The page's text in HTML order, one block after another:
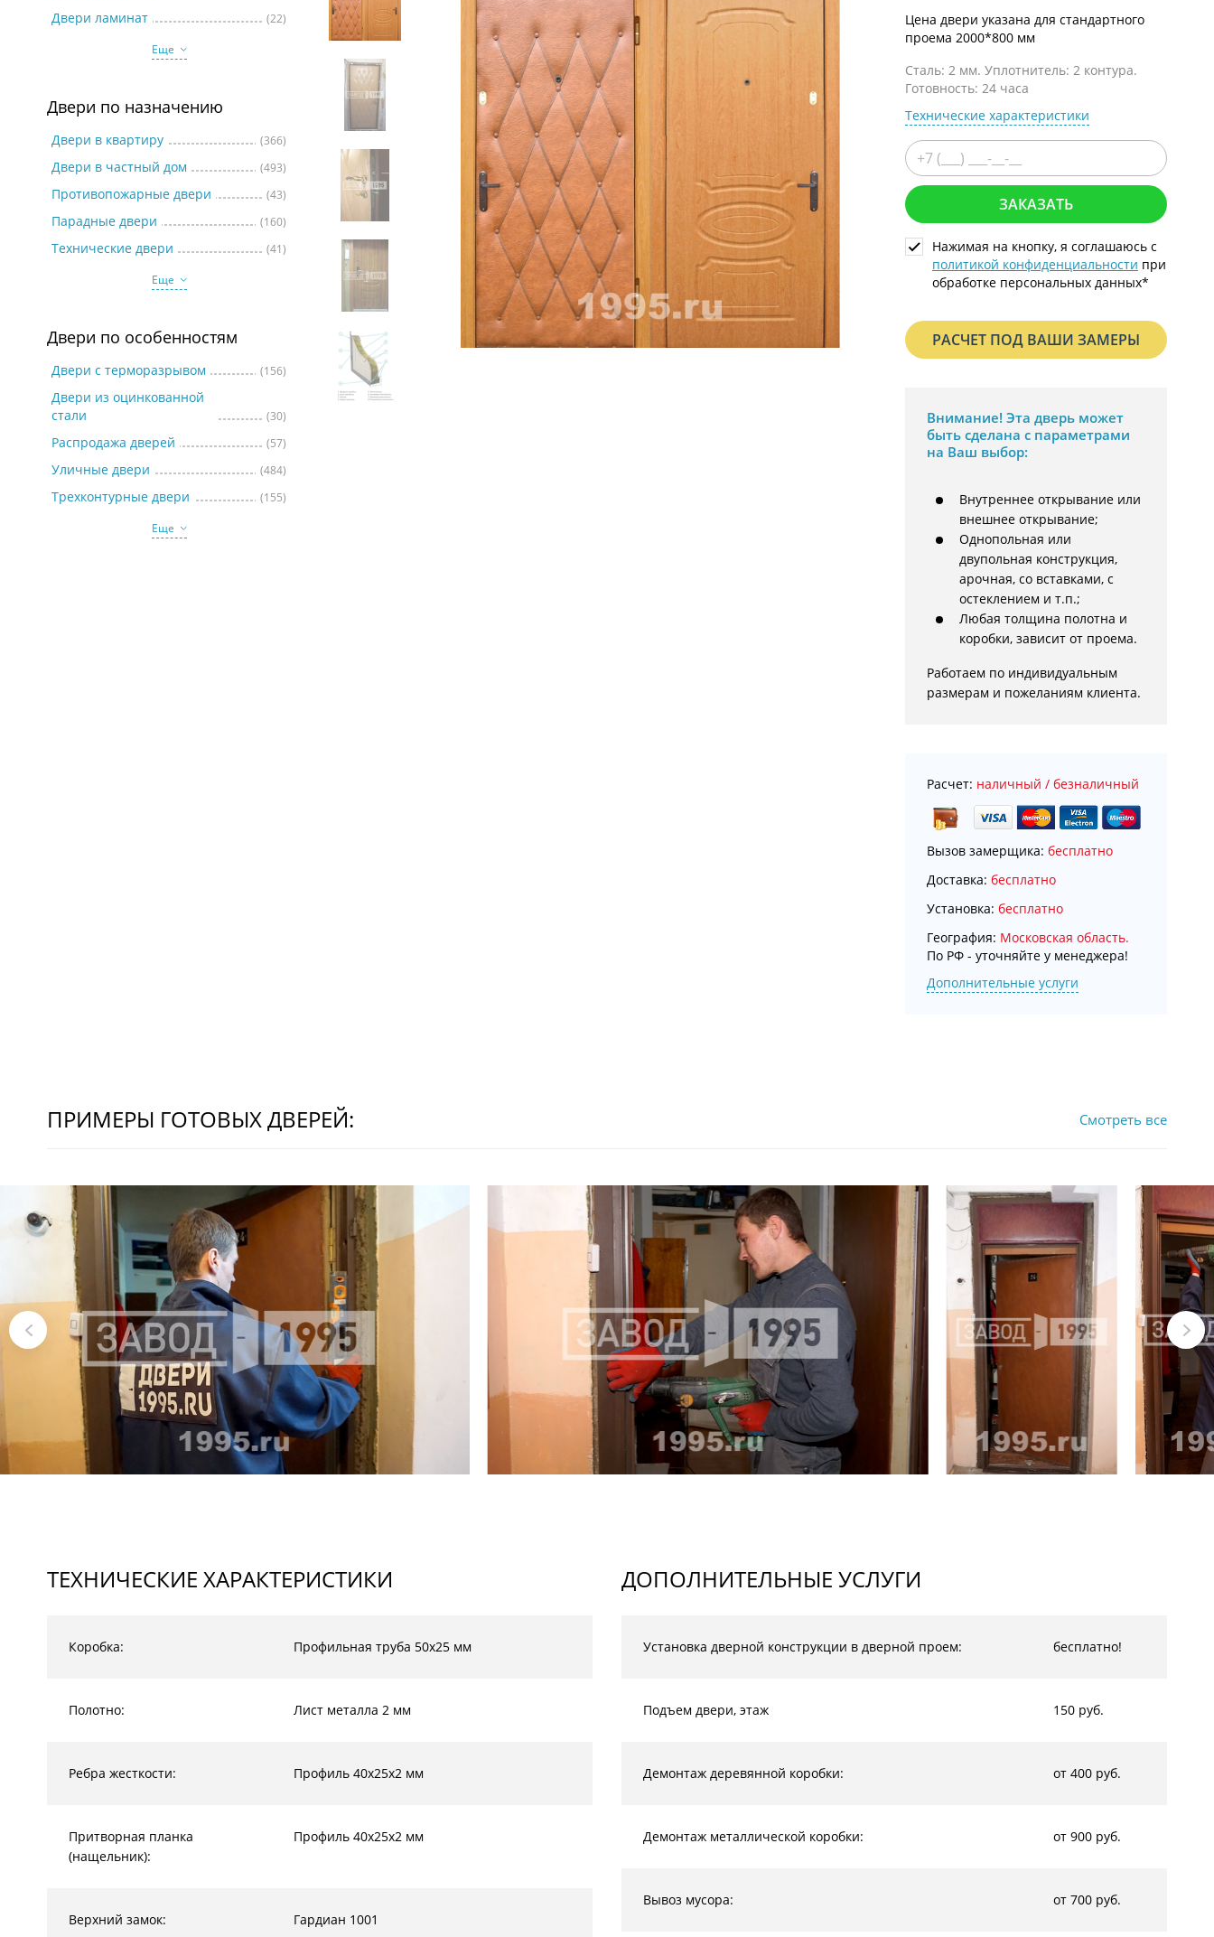
Двери с винилискожей
Коричневые двери
Двери ламинат
(22)
Еще
Двери по назначению
Двери в квартиру (366)
Двери в частный дом (493)
Противопожарные двери (43)
Парадные двери (160)
Технические двери
(41)
Еще
Двери по особенностям
Двери с терморазрывом (156)
Двери из оцинкованной
стали
(30)
Распродажа дверей (57)
Уличные двери (484)
Трехконтурные двери
(155)
Еще
Цена двери указана для стандартного
проема 2000*800 мм
Сталь: 2 мм. Уплотнитель: 2 контура.
Готовность: 24 часа
Технические характеристики
ЗАКАЗАТЬ
Нажимая на кнопку, я соглашаюсь с
политикой конфиденциальности при
обработке персональных данных*
РАСЧЕТ ПОД ВАШИ ЗАМЕРЫ
Внимание! Эта дверь может
быть сделана с параметрами
на Ваш выбор:
Внутреннее открывание или
внешнее открывание;
Однопольная или
двупольная конструкция,
арочная, со вставками, с
остеклением и т.п.;
Любая толщина полотна и
коробки, зависит от проема.
Работаем по индивидуальным
размерам и пожеланиям клиента.
Расчет: наличный / безналичный
Вызов замерщика: бесплатно
Доставка: бесплатно
Установка: бесплатно
География: Московская область.
По РФ - уточняйте у менеджера!
Дополнительные услуги
ПРИМЕРЫ ГОТОВЫХ ДВЕРЕЙ: Смотреть все
ТЕХНИЧЕСКИЕ ХАРАКТЕРИСТИКИ
Коробка: Профильная труба 50х25 мм
Полотно: Лист металла 2 мм
Ребра жесткости: Профиль 40х25х2 мм
Притворная планка
(нащельник):
Профиль 40х25х2 мм
Верхний замок: Гардиан 1001
ДОПОЛНИТЕЛЬНЫЕ УСЛУГИ
Установка дверной конструкции в дверной проем: бесплатно!
Подъем двери, этаж 150 руб.
Демонтаж деревянной коробки: от 400 руб.
Демонтаж металлической коробки: от 900 руб.
Вывоз мусора: от 700 руб.